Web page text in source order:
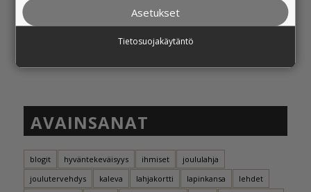
AVAINSANAT
blogit hyväntekeväisyys ihmiset
joululahja
joulutervehdys
kaleva lahjakortti lapinkansa
lehdet
Asetukset
Tietosuojakäytäntö